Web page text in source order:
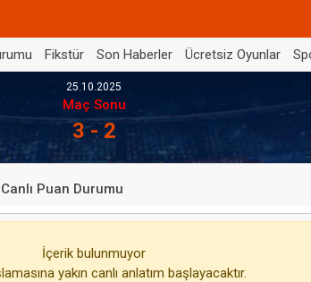
Fikstür Son Haberler Ücretsiz Oyunlar
25.10.2025
Maç Sonu
3 - 2
Canlı Puan Durumu
İçerik bulunmuyor
yakın canlı anlatım başlayacaktır.